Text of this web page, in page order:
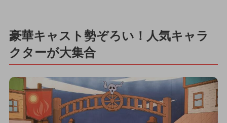
豪華キャスト勢ぞろい！人気キャラ
クターが大集合